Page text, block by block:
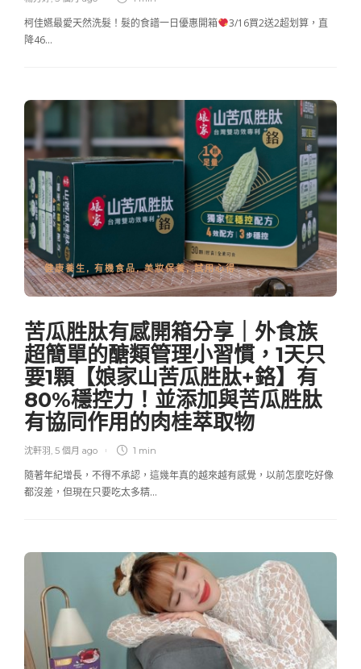
柯佳嬿最愛天然洗髮！髮的食譜一日優惠開箱
3/16買2送2超划算，直
降46…
健康養生 , 有機食品,美妝保養,試用心得
苦瓜胜肽有感開箱分享｜外食族
超簡單的醣類管理小習慣，1天只
要1顆【娘家山苦瓜胜肽+鉻】有
80%穩控力！並添加與苦瓜胜肽
有協同作用的肉桂萃取物
沈軒羽 , 5 個月 ago 1 min
隨著年紀增長，不得不承認，這幾年真的越來越有感覺，以前怎麼吃好像
都沒差，但現在只要吃太多精…